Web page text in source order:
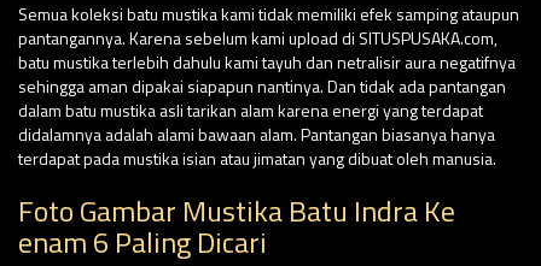
Semua koleksi batu mustika kami tidak memiliki efek samping ataupun
pantangannya. Karena sebelum kami upload di SITUSPUSAKA.com,
batu mustika terlebih dahulu kami tayuh dan netralisir aura negatifnya
sehingga aman dipakai siapapun nantinya. Dan tidak ada pantangan
dalam batu mustika asli tarikan alam karena energi yang terdapat
didalamnya adalah alami bawaan alam. Pantangan biasanya hanya
terdapat pada mustika isian atau jimatan yang dibuat oleh manusia.
Foto Gambar Mustika Batu Indra Ke
enam 6 Paling Dicari